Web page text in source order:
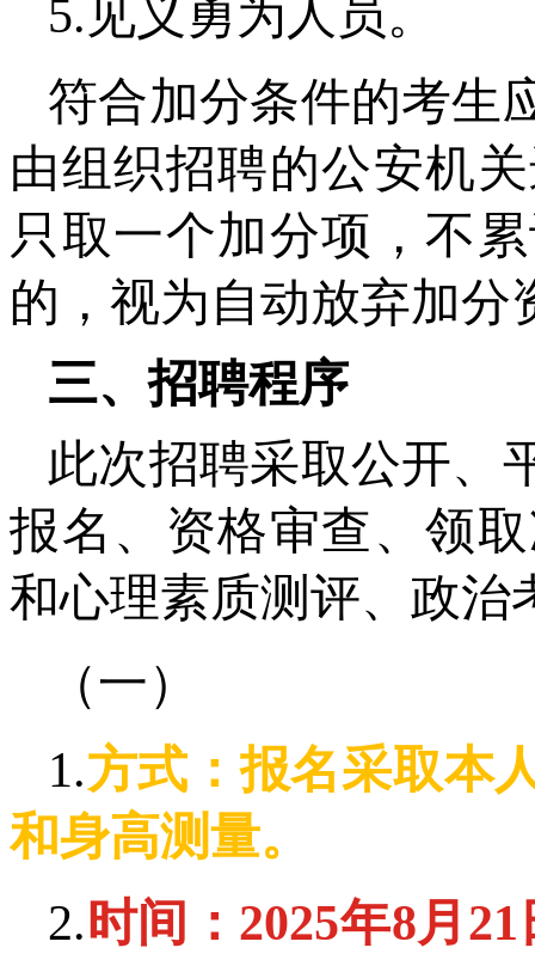
5.见义勇为人员。
符合加分条件的考生
由组织招聘的公安机
只取一个加分项，不
的，视为自动放弃加分
三、招聘程序
此次招聘采取公开、
报名、资格审查、领
和心理素质测评、政治
（一）
1.方式：报名采取本
和身高测量。
2.时间：2025年8月